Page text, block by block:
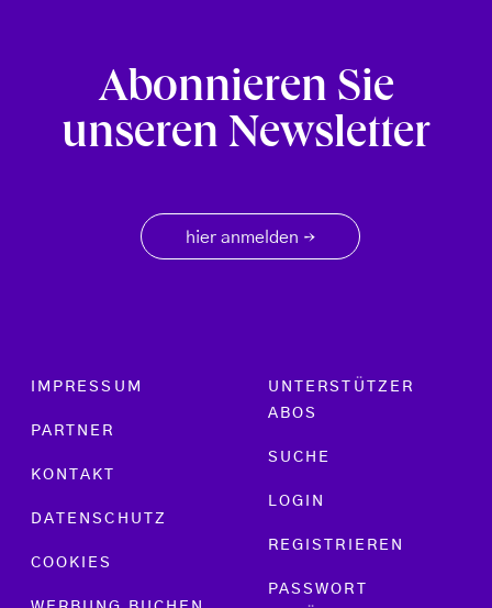
Abonnieren Sie
unseren Newsletter
hier anmelden →
Footer menu
IMPRESSUM
PARTNER
KONTAKT
DATENSCHUTZ
COOKIES
UNTERSTÜTZER
ABOS
SUCHE
LOGIN
REGISTRIEREN
PASSWORT